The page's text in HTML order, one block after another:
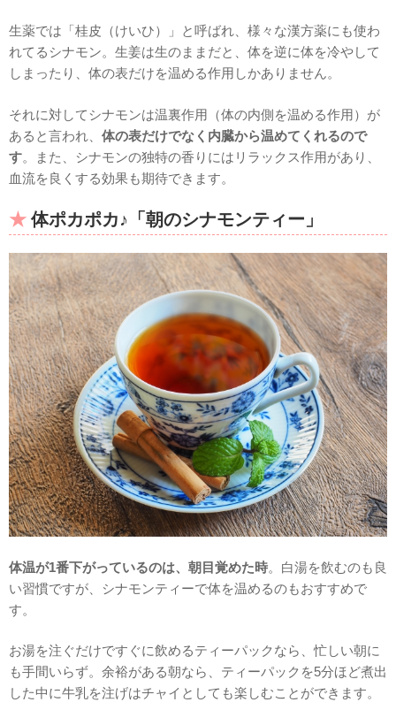
生薬では「桂皮（けいひ）」と呼ばれ、様々な漢方薬にも使わ
れてるシナモン。生姜は生のままだと、体を逆に体を冷やして
しまったり、体の表だけを温める作用しかありません。
それに対してシナモンは温裏作用（体の内側を温める作用）が
あると言われ、 体の表だけでなく内臓から温めてくれるので
す。また、シナモンの独特の香りにはリラックス作用があり、
血流を良くする効果も期待できます。
体ポカポカ♪「朝のシナモンティー」
体温が1番下がっているのは、朝目覚めた時。白湯を飲むのも良
い習慣ですが、シナモンティーで体を温めるのもおすすめで
す。
お湯を注ぐだけですぐに飲めるティーパックなら、忙しい朝に
も手間いらず。余裕がある朝なら、ティーパックを5分ほど煮出
した中に牛乳を注げはチャイとしても楽しむことができます。